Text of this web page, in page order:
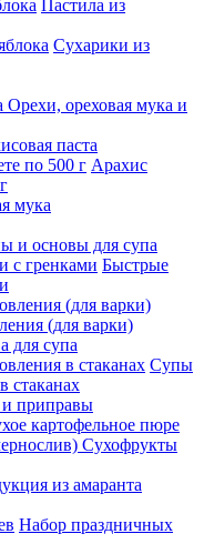
Пастила из
Сухарики из
Орехи, ореховая мука и
паста
Арахис
мука
и основы для супа
Быстрые
(для варки)
для супа
Супы
стаканах
приправы
картофельное пюре
Сухофрукты
из амаранта
Набор праздничных